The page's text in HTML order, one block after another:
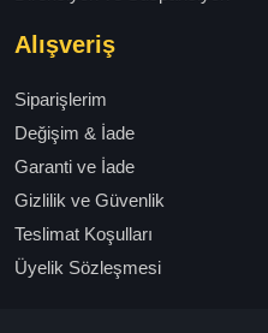
Alışveriş
Siparişlerim
Değişim & İade
Garanti ve İade
Gizlilik ve Güvenlik
Teslimat Koşulları
Üyelik Sözleşmesi